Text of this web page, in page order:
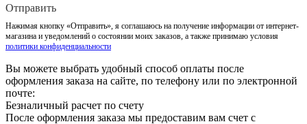
Отправить
Нажимая кнопку «Отправить», я соглашаюсь на получение информации от интернет-
магазина и уведомлений о состоянии моих заказов, а также принимаю условия
политики конфиденциальности
Вы можете выбрать удобный способ оплаты после
оформления заказа на сайте, по телефону или по электронной
почте:
Безналичный расчет по счету
После оформления заказа мы предоставим вам счет с